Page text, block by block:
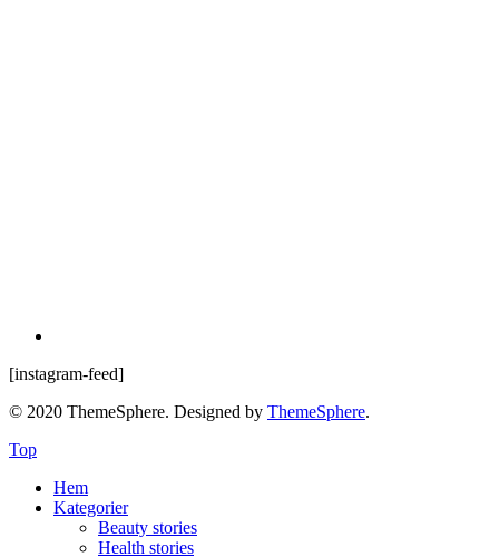
[instagram-feed]
© 2020 ThemeSphere. Designed by ThemeSphere.
Top
Hem
Kategorier
Beauty stories
Health stories